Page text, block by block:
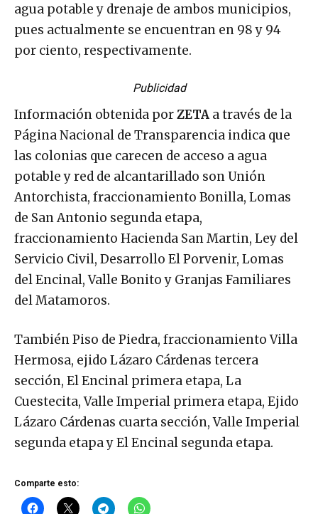
agua potable y drenaje de ambos municipios,
pues actualmente se encuentran en 98 y 94
por ciento, respectivamente.
Publicidad
Información obtenida porZETA a través de la
Página Nacional de Transparencia indica que
las colonias que carecen de acceso a agua
potable y red de alcantarillado son Unión
Antorchista, fraccionamiento Bonilla, Lomas
de San Antonio segunda etapa,
fraccionamiento Hacienda San Martin, Ley del
Servicio Civil, Desarrollo El Porvenir, Lomas
del Encinal, Valle Bonito y Granjas Familiares
del Matamoros.
También Piso de Piedra, fraccionamiento Villa
Hermosa, ejido Lázaro Cárdenas tercera
sección, El Encinal primera etapa, La
Cuestecita, Valle Imperial primera etapa, Ejido
Lázaro Cárdenas cuarta sección, Valle Imperial
segunda etapa y El Encinal segunda etapa.
Comparte esto: